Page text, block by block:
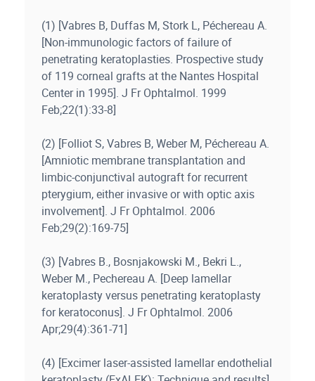
(1) [Vabres B, Duffas M, Stork L, Péchereau A.
[Non-immunologic factors of failure of
penetrating keratoplasties. Prospective study
of 119 corneal grafts at the Nantes Hospital
Center in 1995]. J Fr Ophtalmol. 1999
Feb;22(1):33-8]
(2) [Folliot S, Vabres B, Weber M, Péchereau A.
[Amniotic membrane transplantation and
limbic-conjunctival autograft for recurrent
pterygium, either invasive or with optic axis
involvement]. J Fr Ophtalmol. 2006
Feb;29(2):169-75]
(3) [Vabres B., Bosnjakowski M., Bekri L.,
Weber M., Pechereau A. [Deep lamellar
keratoplasty versus penetrating keratoplasty
for keratoconus]. J Fr Ophtalmol. 2006
Apr;29(4):361-71]
(4) [Excimer laser-assisted lamellar endothelial